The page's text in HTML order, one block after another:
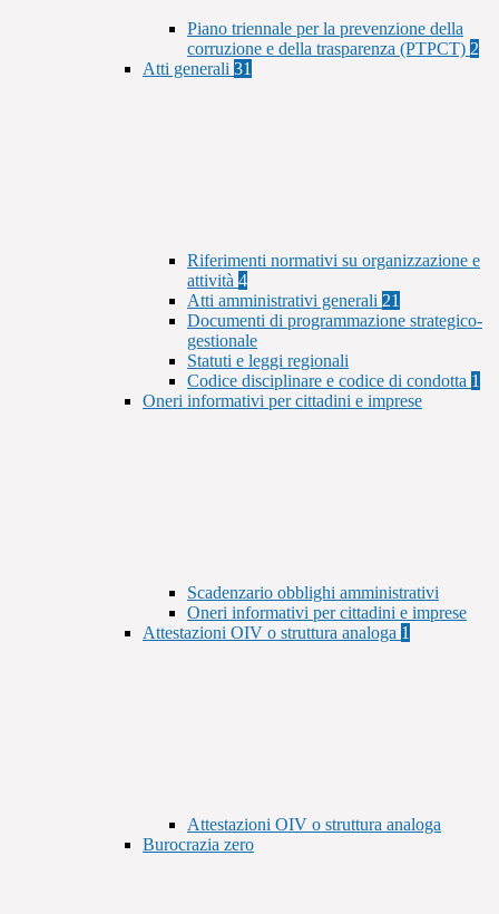
Piano triennale per la prevenzione della
corruzione e della trasparenza (PTPCT) 2
Atti generali 31
Riferimenti normativi su organizzazione e
attività 4
Atti amministrativi generali 21
Documenti di programmazione strategico-
gestionale
Statuti e leggi regionali
Codice disciplinare e codice di condotta 1
Oneri informativi per cittadini e imprese
Scadenzario obblighi amministrativi
Oneri informativi per cittadini e imprese
Attestazioni OIV o struttura analoga 1
Attestazioni OIV o struttura analoga
Burocrazia zero